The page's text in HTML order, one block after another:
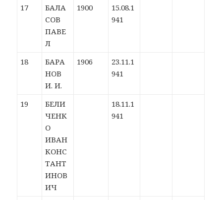
17
БАЛА
СОВ
ПАВЕ
Л
1900
15.08.1
941
18
БАРА
НОВ
И. И.
1906
23.11.1
941
19
БЕЛИ
ЧЕНК
О
ИВАН
КОНС
ТАНТ
ИНОВ
ИЧ
18.11.1
941